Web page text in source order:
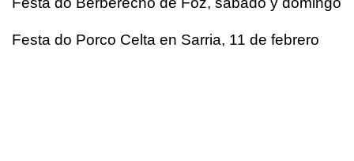
Festa do Porco Celta en Sarria, 11 de febrero